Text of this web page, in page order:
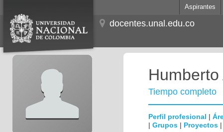
Aspirantes
docentes.unal.edu.co
Tiempo completo
Perfil profesional |
| Grupos | Proyectos